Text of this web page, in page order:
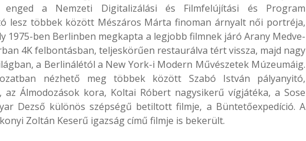
enged a Nemzeti Digitalizálási és Filmfelújítási és Program
lesz többek között Mészáros Márta finoman árnyalt női portréja,
1975-ben Berlinben megkapta a legjobb filmnek járó Arany Medve-
4K felbontásban, teljeskörűen restaurálva tért vissza, majd nagy
a Berlinálétól a New York-i Modern Művészetek Múzeumáig.
nézhető meg többek között Szabó István pályanyitó,
az Álmodozások kora, Koltai Róbert nagysikerű vígjátéka, a Sose
Dezső különös szépségű betiltott filmje, a Büntetőexpedíció. A
Zoltán Keserű igazság című filmje is bekerült.